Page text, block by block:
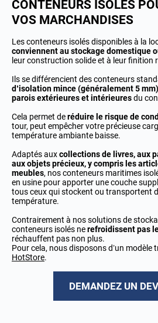
CONTENEURS ISOLÉS
VOS MARCHANDISES
Les conteneurs isolés disponibles à la
conviennent au stockage domestique
leur construction solide et à leur finition
Ils se différencient des conteneurs
d’isolation mince (généralement 5
parois extérieures et intérieuresdu
Cela permet deréduire le risque de
tour, peut empêcher votre précieuse
température ambiante baisse.
Adaptés auxcollections de livres, aux
aux objets précieux, y compris les
meubles, nos conteneurs maritimes
en usine pour apporter une couche
tous ceux qui stockent ou transportent
température.
Contrairement à nossolutions de
conteneurs isolés nerefroidissent pas
réchauffent pas non plus.
Pour cela, nous disposons d’un modèle
HotStore.
DEMANDEZ UN